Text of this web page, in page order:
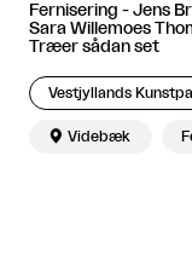
Fernisering - Jens
Sara Willemoes
Træer sådan set
Vestjyllands
 Videbæk